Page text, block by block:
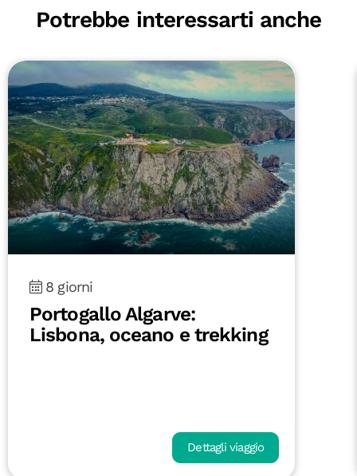
Potrebbe interessarti anche
8 giorni
Portogallo Algarve:
Lisbona, oceano e trekking
Dettagli viaggio